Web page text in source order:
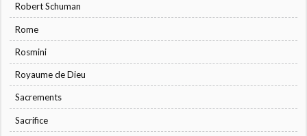
Robert Schuman
Rome
Rosmini
Royaume de Dieu
Sacrements
Sacrifice